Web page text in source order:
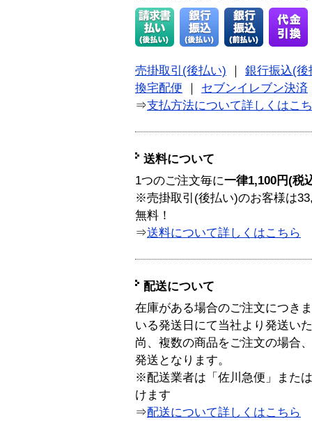
売掛取引(後払い)
銀行振込(後
換宅配便
セブンイレブン決済
⇒支払方法について詳しくはこ
送料について
1つのご注文毎に一律1,100円(税
※売掛取引(後払い)のお客様は
無料！
⇒送料について詳しくはこちら
配送について
在庫がある場合のご注文につき
いる発送日にて当社より発送い
尚、複数の商品をご注文の場合
発送となります。
※配送業者は「佐川急便」また
けます
⇒配送について詳しくはこちら